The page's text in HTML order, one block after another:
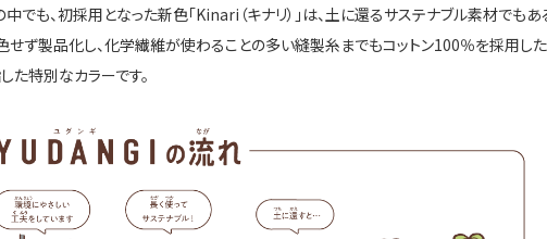
中でも、初採用となった新色「Kinari （キナリ）」は、土に還るサステナブル素材でもあ
ず製品化し、化学繊維が使わることの多い縫製糸までもコットン100％を採用した
た特別なカラーです。